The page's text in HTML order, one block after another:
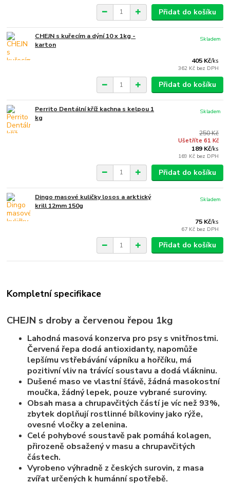
Přidat do košíku
CHEJN s kuřecím a dýní 10 x 1kg -
karton
405 Kč/ks
362 Kč bez DPH
Skladem
Přidat do košíku
Perrito Dentální kříž kachna s kelpou 1
kg
250 Kč
Ušetříte 61 Kč
189 Kč/ks
169 Kč bez DPH
Skladem
Přidat do košíku
Dingo masové kuličky losos a arktický
krill 12mm 150g
75 Kč/ks
67 Kč bez DPH
Skladem
Přidat do košíku
Kompletní specifikace
CHEJN s droby a červenou řepou 1kg
Lahodná masová konzerva pro psy s vnitřnostmi.
Červená řepa dodá antioxidanty, napomůže
lepšímu vstřebávání vápníku a hořčíku, má
pozitivní vliv na trávící soustavu a dodá vlákninu.
Dušené maso ve vlastní šťávě, žádná masokostní
moučka, žádný lepek, pouze vybrané suroviny.
Obsah masa a chrupavčitých částí je víc než 93%,
zbytek doplňují rostlinné bílkoviny jako rýže,
ovesné vločky a zelenina.
Celé pohybové soustavě pak pomáhá kolagen,
přirozeně obsažený v masu a chrupavčitých
částech.
Vyrobeno výhradně z českých surovin, z masa
zvířat určených k humánní spotřebě.